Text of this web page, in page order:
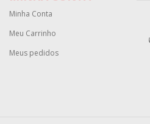
Minha Conta
Meu Carrinho
Meus pedidos